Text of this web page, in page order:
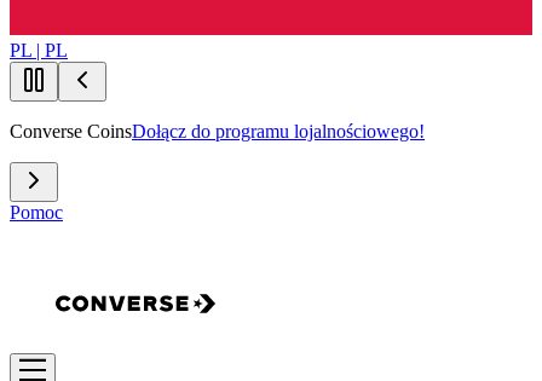
PL | PL
Converse CoinsDołącz do programu lojalnościowego!
Pomoc